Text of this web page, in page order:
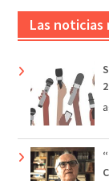
Las noticias